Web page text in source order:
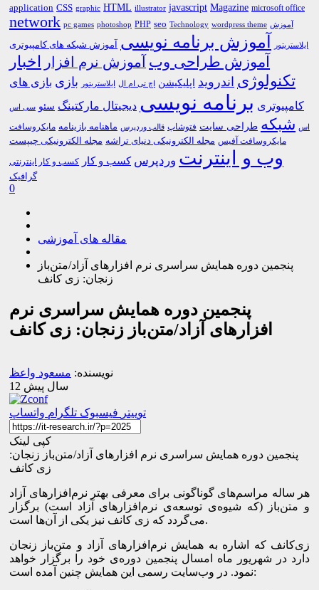
application CSS graphic HTML illustrator javascript Magazine microsoft office
network pc games photoshop PHP seo Technology wordpress theme آموزش
ایلاستریتور آموزش برنامه نویسی آموزش شبکه های کامپیوتری
آموزش طراحی وب آموزش نرم افزار اخبار
تکنولوژی اندروید اپلیکیشن اچ تی ام ال ایلاستریتور بازی بازی های
کامپیوتری برنامه نویسی دیجیتال مارکتینگ سئو سی اس
اس شبکه طراحی سایت فتوشاپ قالب وردپرس ماهنامه بازینامه مایکروسافت
مایکروسافت آفیس مجله الکترونیکی دنیای تراشه مجله الکترونیکی چیپست
وب و اینترنت وردپرس کسب و کار کسب و کار اینترنتی
گرافیک
0
مقاله های آموزشی
پنجمین دوره همایش سراسری نرم افزارهای آزاد/متن‌باز
زنجان: زی‌ کانف
پنجمین دوره همایش سراسری نرم
افزارهای آزاد/متن‌باز زنجان: زی‌ کانف
نویسنده: مسعود واعظ
12 سال پیش
توییتر فیسبوک تلگرام واتساپ
کپی لینک
پنجمین دوره همایش سراسری نرم افزارهای آزاد/متن‌باز زنجان:
زی‌ کانف
هر ساله مراسم‌های گوناگونی برای معرفی بهتر نرم‌افزارهای آزاد
و متن‌باز (که شیوه‌ی توسعه‌ی نرم‌افزارهای آزاد است) برگزار
می‌گردد که زی‌ کانف نیز یکی از آن‌ها است.
زی‌کانف که اشاره به همایش نرم‌افزارهای آزاد و متن‌باز زنجان
دارد در شهریور ماه امسال پنجمین دوره‌ی خود را برگزار خواهد
نمود. در وب‌سایت رسمی این همایش چنین آمده است: